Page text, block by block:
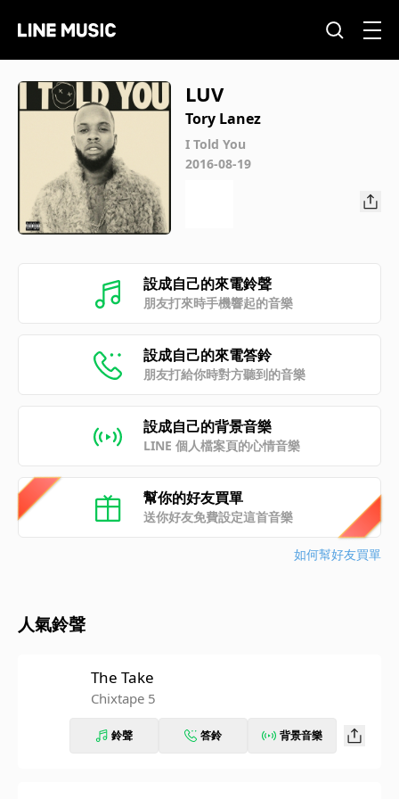
LUV
Tory Lanez
I Told You
2016-08-19
設成自己的來電鈴聲
朋友打來時手機響起的音樂
設成自己的來電答鈴
朋友打給你時對方聽到的音樂
設成自己的背景音樂
LINE 個人檔案頁的心情音樂
幫你的好友買單
送你好友免費設定這首音樂
如何幫好友買單
人氣鈴聲
The Take
Chixtape 5
鈴聲 答鈴 背景音樂